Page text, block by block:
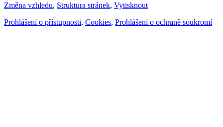
Změna vzhledu, Struktura stránek, Vytisknout
Prohlášení o přístupnosti, Cookies, Prohlášení o ochraně soukromí